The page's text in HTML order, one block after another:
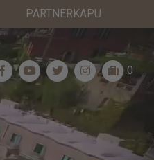
PARTNERKAPU
0